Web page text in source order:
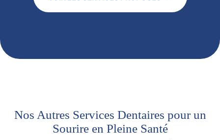
Nos Autres Services Dentaires pour un
Sourire en Pleine Santé